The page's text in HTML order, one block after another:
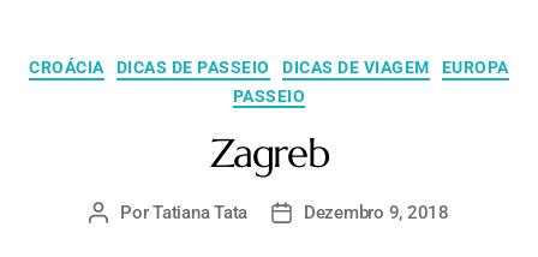
CROÁCIA DICAS DE PASSEIO DICAS DE VIAGEM
EUROPA
PASSEIO
Zagreb
PorTatiana Tata Dezembro 9, 2018